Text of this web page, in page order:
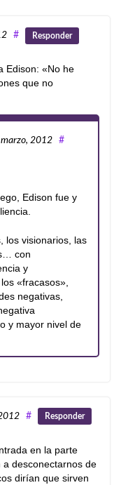
# Responder
Edison: «No he
que no
2012 #
Edison fue y
los visionarios, las
con
y
«fracasos»,
negativas,
y mayor nivel de
# Responder
en la parte
desconectarnos de
dirían que sirven